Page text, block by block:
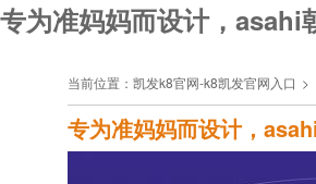
专为准妈妈而设计，asahi
当前位置： 凯发k8官网-k8凯发官网入口 >
专为准妈妈而设计，